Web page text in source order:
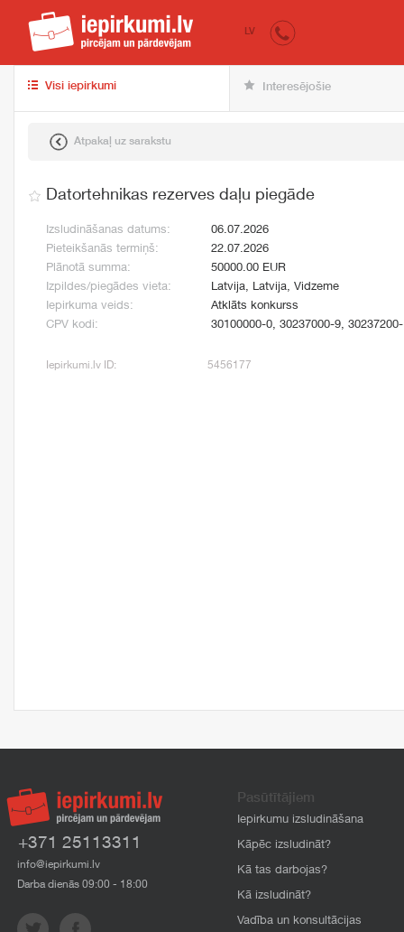
iepirkumi.lv
LV
Visi iepirkumi Interesējošie
Atpakaļ uz sarakstu
Datortehnikas rezerves daļu piegāde
Izsludināšanas datums:
06.07.2026
Pieteikšanās termiņš:
22.07.2026
Plānotā summa:
50000.00 EUR
Izpildes/piegādes vieta:
Latvija, Latvija, Vidzeme
Iepirkuma veids:
Atklāts konkurss
CPV kodi:
30100000-0, 30237000-9,
Iepirkumi.lv ID: 5456177
+371 25113311
info@iepirkumi.lv
Darba dienās 09:00 - 18:00
Pasūtītājiem
Iepirkumu izsludināšana
Kāpēc izsludināt?
Kā tas darbojas?
Kā izsludināt?
Vadība un konsultācijas